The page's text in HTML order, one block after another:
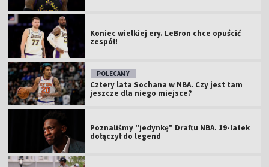
Koniec wielkiej ery. LeBron chce opuścić
zespół!
POLECAMY
Cztery lata Sochana w NBA. Czy jest tam
jeszcze dla niego miejsce?
Poznaliśmy "jedynkę" Draftu NBA. 19-latek
dołączył do legend